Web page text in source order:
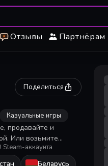
Отзывы Партнёрам
Поделиться
Казуальные игры
продавайте и
Или возьмите
с нуля! Благодаря
игры для 2-4
аккаунта
Беларусь